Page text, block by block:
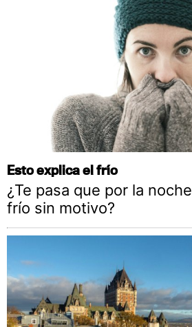
Esto explica el frío
¿Te pasa que por la
frío sin motivo?